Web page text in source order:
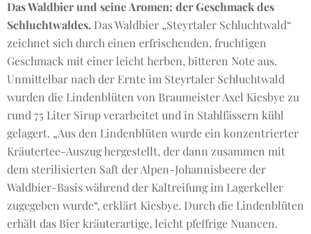
Das Waldbier und seine Aromen: der Geschmack des
Schluchtwaldes. Das Waldbier „Steyrtaler Schluchtwald“
zeichnet sich durch einen erfrischenden, fruchtigen
Geschmack mit einer leicht herben, bitteren Note aus.
Unmittelbar nach der Ernte im Steyrtaler Schluchtwald
wurden die Lindenblüten von Braumeister Axel Kiesbye zu
rund 75 Liter Sirup verarbeitet und in Stahlfässern kühl
gelagert. „Aus den Lindenblüten wurde ein konzentrierter
Kräutertee-Auszug hergestellt, der dann zusammen mit
dem sterilisierten Saft der Alpen-Johannisbeere der
Waldbier-Basis während der Kaltreifung im Lagerkeller
zugegeben wurde“, erklärt Kiesbye. Durch die Lindenblüten
erhält das Bier kräuterartige, leicht pfeffrige Nuancen.